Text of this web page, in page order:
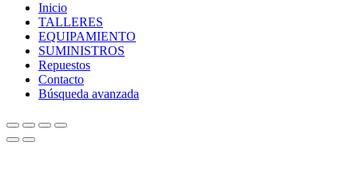
Inicio
TALLERES
EQUIPAMIENTO
SUMINISTROS
Repuestos
Contacto
Búsqueda avanzada